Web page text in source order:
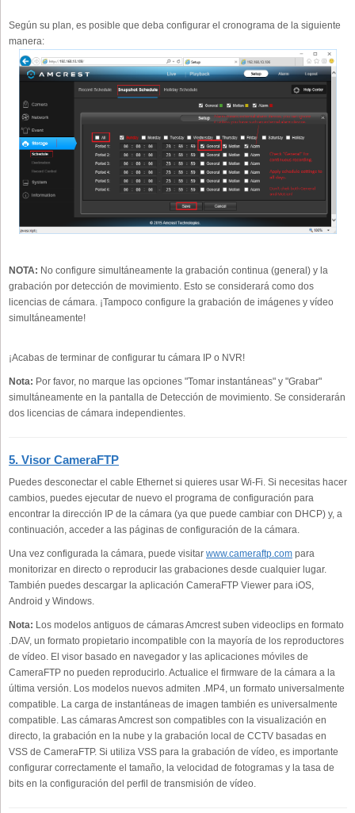
Según su plan, es posible que deba configurar el cronograma de la siguiente
manera:
NOTA: No configure simultáneamente la grabación continua (general) y la
grabación por detección de movimiento. Esto se considerará como dos
licencias de cámara. ¡Tampoco configure la grabación de imágenes y vídeo
simultáneamente!
¡Acabas de terminar de configurar tu cámara IP o NVR!
Nota: Por favor, no marque las opciones "Tomar instantáneas" y "Grabar"
simultáneamente en la pantalla de Detección de movimiento. Se considerarán
dos licencias de cámara independientes.
5. Visor CameraFTP
Puedes desconectar el cable Ethernet si quieres usar Wi-Fi. Si necesitas hacer
cambios, puedes ejecutar de nuevo el programa de configuración para
encontrar la dirección IP de la cámara (ya que puede cambiar con DHCP) y, a
continuación, acceder a las páginas de configuración de la cámara.
Una vez configurada la cámara, puede visitar www.cameraftp.com para
monitorizar en directo o reproducir las grabaciones desde cualquier lugar.
También puedes descargar la aplicación CameraFTP Viewer para iOS,
Android y Windows.
Nota: Los modelos antiguos de cámaras Amcrest suben videoclips en formato
.DAV, un formato propietario incompatible con la mayoría de los reproductores
de vídeo. El visor basado en navegador y las aplicaciones móviles de
CameraFTP no pueden reproducirlo. Actualice el firmware de la cámara a la
última versión. Los modelos nuevos admiten .MP4, un formato universalmente
compatible. La carga de instantáneas de imagen también es universalmente
compatible. Las cámaras Amcrest son compatibles con la visualización en
directo, la grabación en la nube y la grabación local de CCTV basadas en
VSS de CameraFTP. Si utiliza VSS para la grabación de vídeo, es importante
configurar correctamente el tamaño, la velocidad de fotogramas y la tasa de
bits en la configuración del perfil de transmisión de vídeo.